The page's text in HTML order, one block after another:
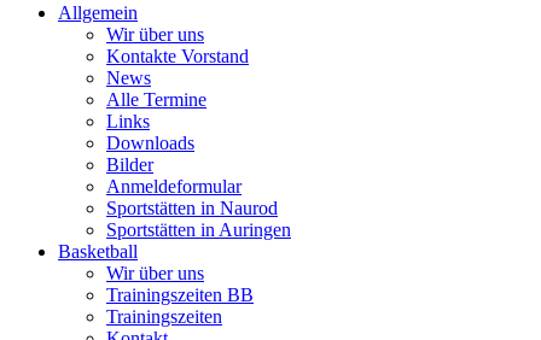
Allgemein
Wir über uns
Kontakte Vorstand
News
Alle Termine
Links
Downloads
Bilder
Anmeldeformular
Sportstätten in Naurod
Sportstätten in Auringen
Basketball
Wir über uns
Trainingszeiten BB
Trainingszeiten